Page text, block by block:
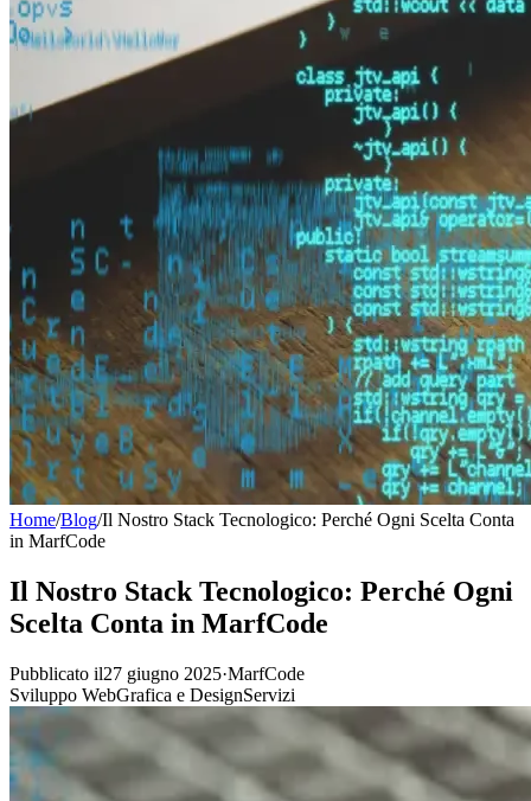
Home/Blog/Il Nostro Stack Tecnologico: Perché Ogni Scelta Conta
in MarfCode
Il Nostro Stack Tecnologico: Perché Ogni
Scelta Conta in MarfCode
Pubblicato il27 giugno 2025·MarfCode
Sviluppo WebGrafica e DesignServizi